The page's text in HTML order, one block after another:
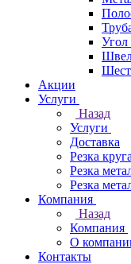
Угол
Акции
Услуги
Назад
Услуги
Доставка
Резка
Резка
Резка
Компания
Назад
Компания
О
Контакты